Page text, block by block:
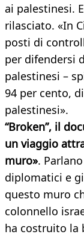
ai palestinesi.
rilasciato. «In
posti di
per difendersi
palestinesi –
94 per cento,
palestinesi».
“Broken”, il
un viaggio
muro».
diplomatici e
questo muro
colonnello
ha costruito la